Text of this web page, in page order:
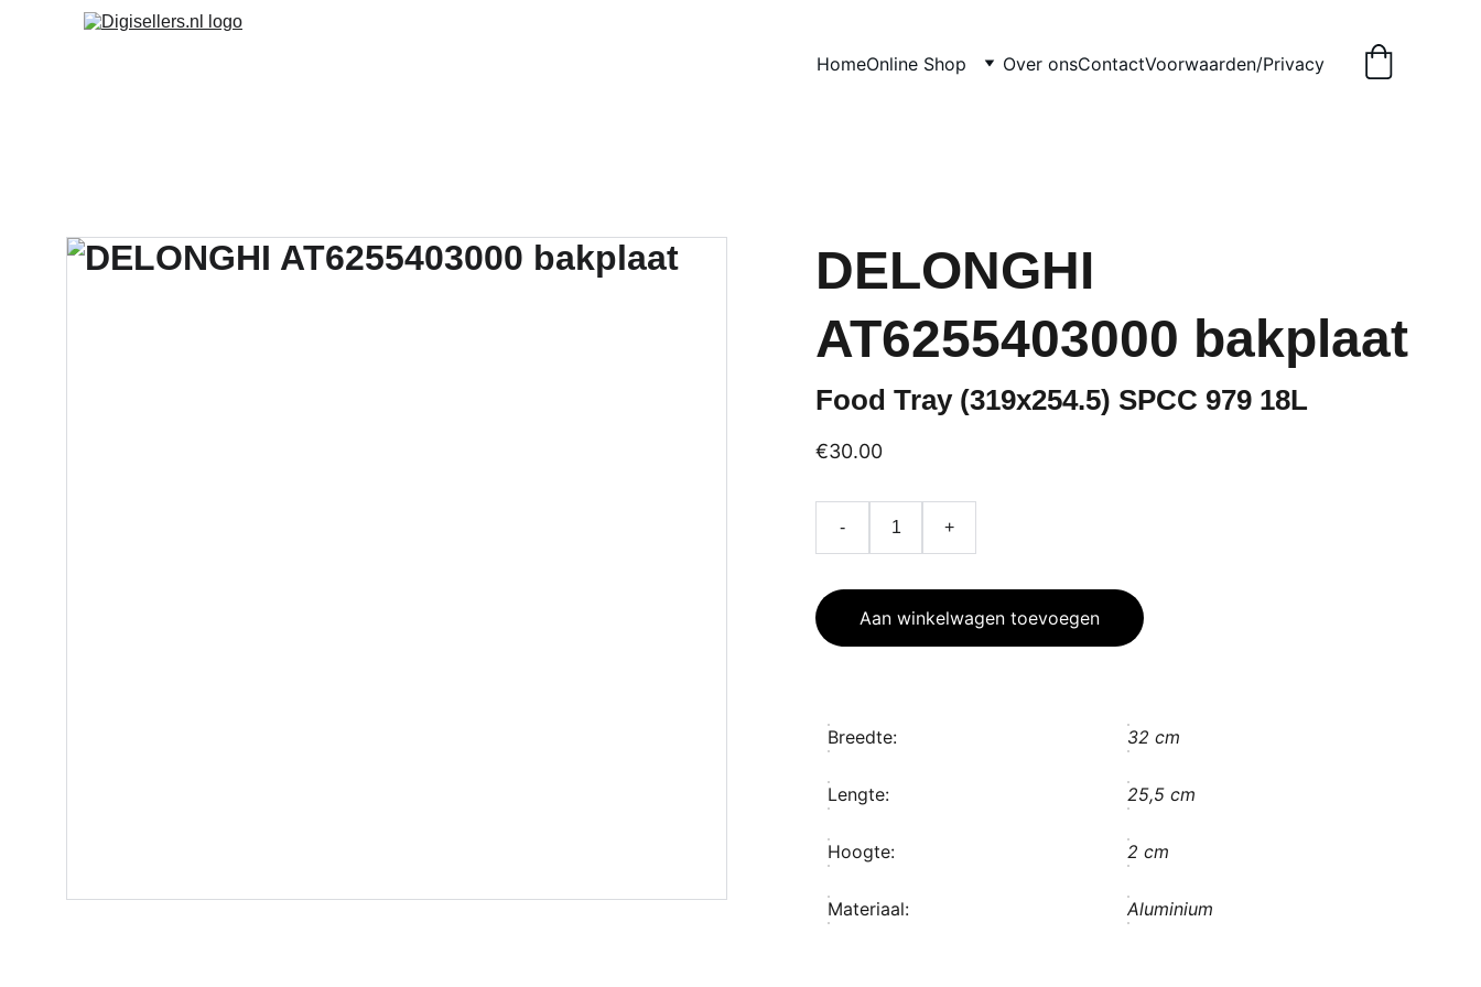
HomeOnline Shop Over onsContactVoorwaarden/Privacy
DELONGHI
AT6255403000 bakplaat
Food Tray (319x254.5) SPCC 979 18L
€30.00
- +
Aan winkelwagen toevoegen
Breedte: 32 cm
Lengte: 25,5 cm
Hoogte: 2 cm
Materiaal: Aluminium